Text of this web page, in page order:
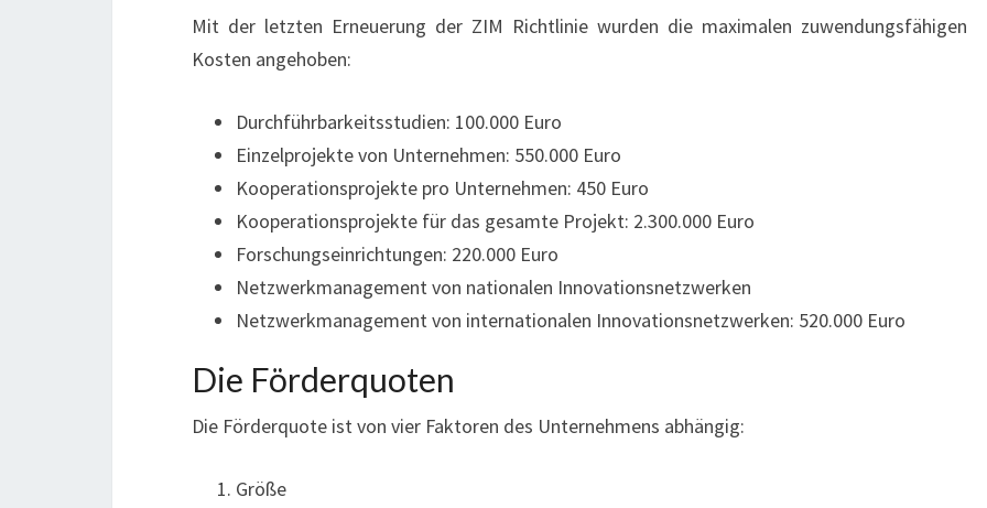
Mit der letzten Erneuerung der ZIM Richtlinie wurden die maximalen zuwendungsfähigen
Kosten angehoben:
Durchführbarkeitsstudien: 100.000 Euro
Einzelprojekte von Unternehmen: 550.000 Euro
Kooperationsprojekte pro Unternehmen: 450 Euro
Kooperationsprojekte für das gesamte Projekt: 2.300.000 Euro
Forschungseinrichtungen: 220.000 Euro
Netzwerkmanagement von nationalen Innovationsnetzwerken
Netzwerkmanagement von internationalen Innovationsnetzwerken: 520.000 Euro
Die Förderquoten
Die Förderquote ist von vier Faktoren des Unternehmens abhängig:
Größe